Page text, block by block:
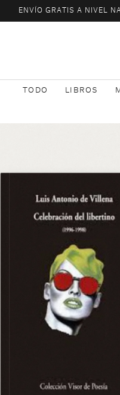
ENVÍO GRATIS A NIVEL
TODO LIBROS